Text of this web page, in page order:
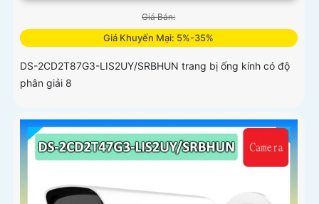
Giá Bán:
Giá Khuyến Mại: 5%-35%
DS-2CD2T87G3-LIS2UY/SRBHUN trang bị ống kính có độ
phân giải 8